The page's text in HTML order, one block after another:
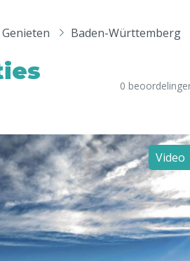
Hong Kong
Baden-Württemberg
0
Video